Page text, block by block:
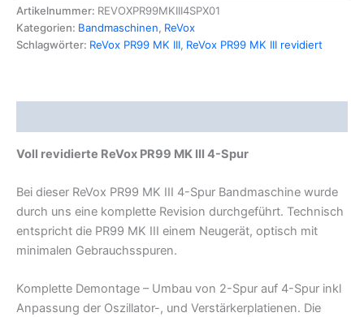
III
Menge
Artikelnummer: REVOXPR99MKIII4SPX01
Kategorien: Bandmaschinen, ReVox
Schlagwörter: ReVox PR99 MK III, ReVox PR99 MK III revidiert
Voll revidierte ReVox PR99 MK III 4-Spur
Bei dieser ReVox PR99 MK III 4-Spur Bandmaschine wurde
durch uns eine komplette Revision durchgeführt. Technisch
entspricht die PR99 MK III einem Neugerät, optisch mit
minimalen Gebrauchsspuren.
Komplette Demontage – Umbau von 2-Spur auf 4-Spur inkl
Anpassung der Oszillator-, und Verstärkerplatienen. Die